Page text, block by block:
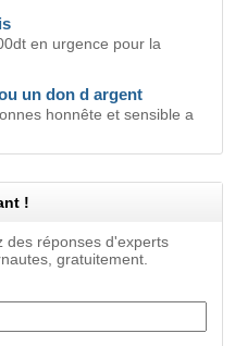
en urgence pour la
un don d argent
honnête et sensible a
!
des réponses d'experts
gratuitement.